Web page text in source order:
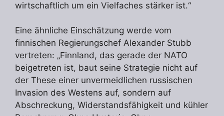
wirtschaftlich um ein Vielfaches stärker ist.“
Eine ähnliche Einschätzung werde vom
finnischen Regierungschef Alexander Stubb
vertreten: „Finnland, das gerade der NATO
beigetreten ist, baut seine Strategie nicht auf
der These einer unvermeidlichen russischen
Invasion des Westens auf, sondern auf
Abschreckung, Widerstandsfähigkeit und kühler